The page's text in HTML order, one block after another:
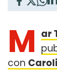
M ar
con